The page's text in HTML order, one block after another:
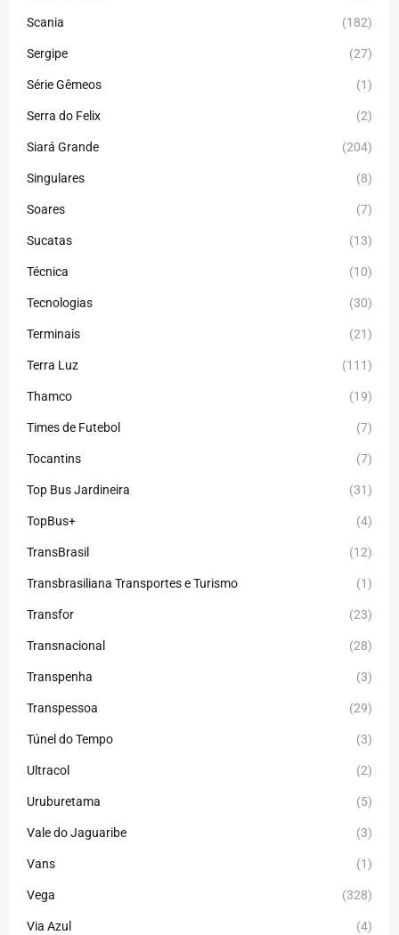
Scania (182)
Sergipe (27)
Série Gêmeos (1)
Serra do Felix (2)
Siará Grande (204)
Singulares (8)
Soares (7)
Sucatas (13)
Técnica (10)
Tecnologias (30)
Terminais (21)
Terra Luz (111)
Thamco (19)
Times de Futebol (7)
Tocantins (7)
Top Bus Jardineira (31)
TopBus+ (4)
TransBrasil (12)
Transbrasiliana Transportes e Turismo (1)
Transfor (23)
Transnacional (28)
Transpenha (3)
Transpessoa (29)
Túnel do Tempo (3)
Ultracol (2)
Uruburetama (5)
Vale do Jaguaribe (3)
Vans (1)
Vega (328)
Via Azul (4)